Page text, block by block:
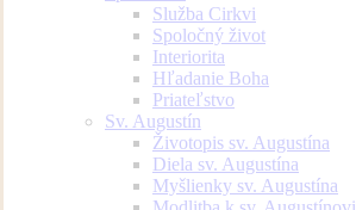
Služba Cirkvi
Spoločný život
Interiorita
Hľadanie Boha
Priateľstvo
Sv. Augustín
Životopis sv. Augustína
Diela sv. Augustína
Myšlienky sv. Augustína